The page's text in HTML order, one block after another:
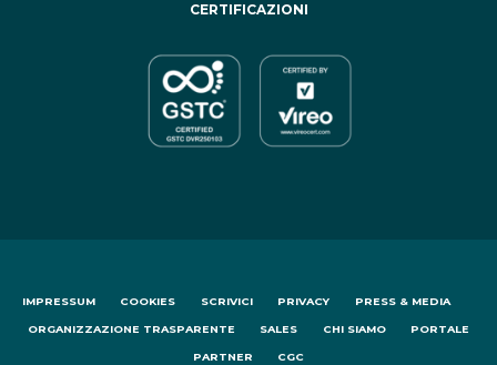
CERTIFICAZIONI
IMPRESSUM COOKIES SCRIVICI PRIVACY PRESS & MEDIA
ORGANIZZAZIONE TRASPARENTE SALES CHI SIAMO PORTALE
PARTNER CGC